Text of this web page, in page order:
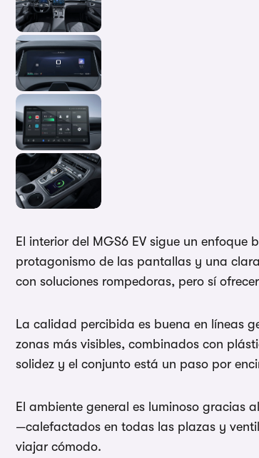
El interior del MGS6 EV sigue un
protagonismo de las pantallas y una
con soluciones rompedoras, pero sí
La calidad percibida es buena en líneas
zonas más visibles, combinados con
solidez y el conjunto está un paso por
El ambiente general es luminoso gracias
—calefactados en todas las plazas y
viajar cómodo.